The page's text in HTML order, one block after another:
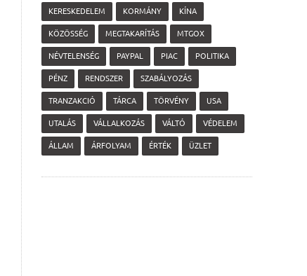
KERESKEDELEM KORMÁNY KÍNA
KÖZÖSSÉG MEGTAKARÍTÁS MTGOX
NÉVTELENSÉG PAYPAL PIAC POLITIKA
PÉNZ RENDSZER SZABÁLYOZÁS
TRANZAKCIÓ TÁRCA TÖRVÉNY USA
UTALÁS VÁLLALKOZÁS VÁLTÓ VÉDELEM
ÁLLAM ÁRFOLYAM ÉRTÉK ÜZLET